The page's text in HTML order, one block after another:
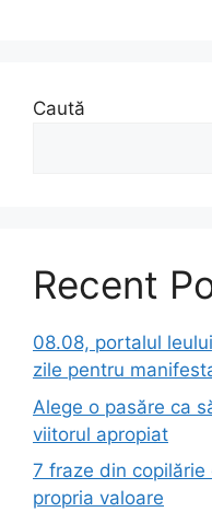
Caută
Recent
08.08, portalul
zile pentru
Alege o pasăre ca
viitorul apropiat
7 fraze din
propria valoare